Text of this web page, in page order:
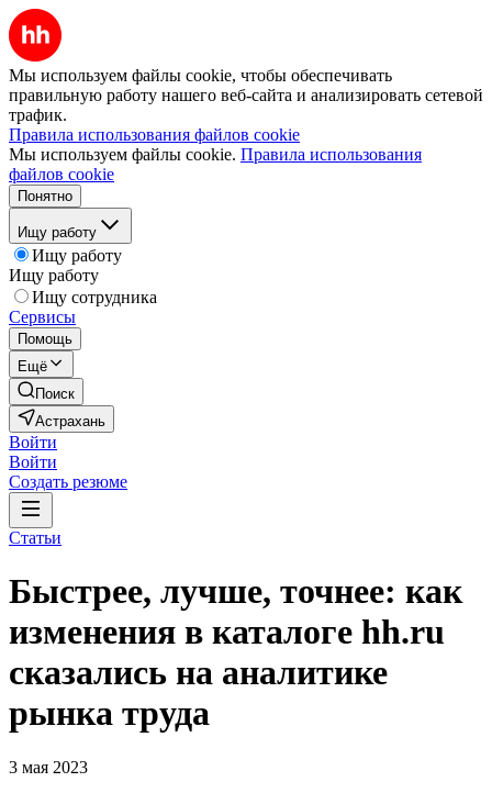
Мы используем файлы cookie, чтобы обеспечивать
правильную работу нашего веб-сайта и анализировать сетевой
трафик.
Правила использования файлов cookie
Мы используем файлы cookie. Правила использования
файлов cookie
Понятно
Ищу работу
Ищу работу
Ищу работу
Ищу сотрудника
Сервисы
Помощь
Ещё
Поиск
Астрахань
Войти
Войти
Создать резюме
Статьи
Быстрее, лучше, точнее: как
изменения в каталоге hh.ru
сказались на аналитике
рынка труда
3 мая 2023